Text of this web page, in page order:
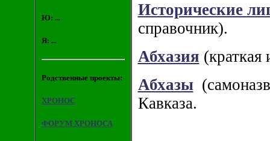
Ю: ...
Я: ...
Родственные проекты:
ХРОНОС
ФОРУМ ХРОНОСА
Исторические
справочник).
Абхазия (краткая
Абхазы
Кавказа.